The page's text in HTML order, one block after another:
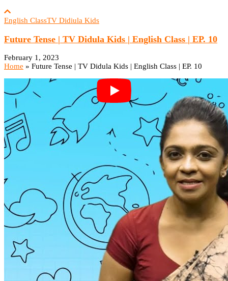
English ClassTV Didiula Kids
Future Tense | TV Didula Kids | English Class | EP. 10
February 1, 2023
Home » Future Tense | TV Didula Kids | English Class | EP. 10